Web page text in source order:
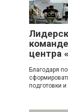
Новости
центра
Благодаря
подготовки